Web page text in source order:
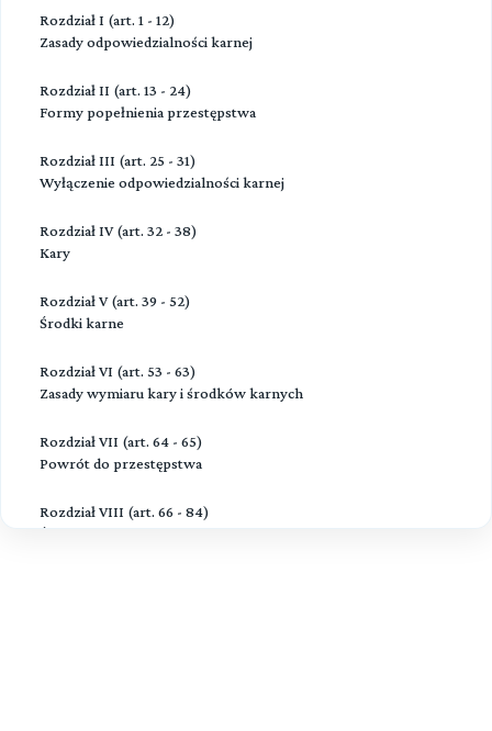
Rozdział I (art. 1 - 12)
Zasady odpowiedzialności karnej
Rozdział II (art. 13 - 24)
Formy popełnienia przestępstwa
Rozdział III (art. 25 - 31)
Wyłączenie odpowiedzialności karnej
Rozdział IV (art. 32 - 38)
Kary
Rozdział V (art. 39 - 52)
Środki karne
Rozdział VI (art. 53 - 63)
Zasady wymiaru kary i środków karnych
Rozdział VII (art. 64 - 65)
Powrót do przestępstwa
Rozdział VIII (art. 66 - 84)
Środki związane z poddaniem sprawcy próbie